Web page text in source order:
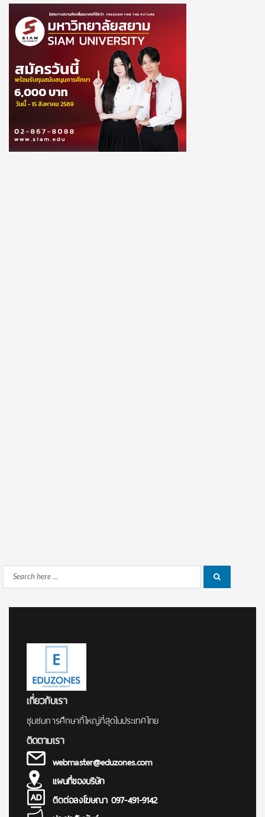
Search
เกี่ยวกับเรา
ชุมชนการศึกษาที่ใหญ่ที่สุดในประเทศไทย
ติดตามเรา
webmaster@eduzones.com
แผนที่ของบริษัท
ติดต่อลงโฆษณา 097-491-9142